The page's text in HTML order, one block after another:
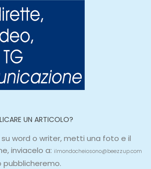
UN ARTICOLO?
word o writer, metti una foto e il
inviacelo a: ilmondocheiosono@beezzup.com
pubblicheremo.